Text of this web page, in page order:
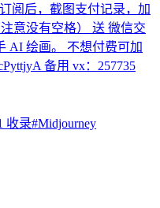
阅后，截图支付记录，加
意没有空格） 送 微信交
AI 绘画。 不想付费可加
备用 vx：257735
收录#Midjourney